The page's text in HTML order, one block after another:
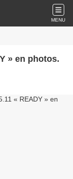
MENU
» en photos.